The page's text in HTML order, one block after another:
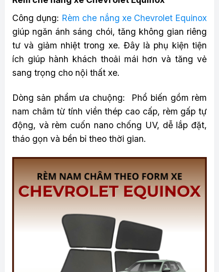
Công dụng: Rèm che nắng xe Chevrolet Equinox
giúp ngăn ánh sáng chói, tăng không gian riêng
tư và giảm nhiệt trong xe. Đây là phụ kiện tiện
ích giúp hành khách thoải mái hơn và tăng vẻ
sang trọng cho nội thất xe.
Dòng sản phẩm ưa chuộng: Phổ biến gồm rèm
nam châm từ tính viền thép cao cấp, rèm gấp tự
động, và rèm cuốn nano chống UV, dễ lắp đặt,
tháo gọn và bền bỉ theo thời gian.